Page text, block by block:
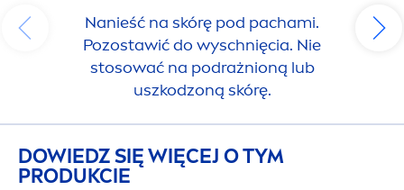
Nanieść na skórę pod pachami.
Pozostawić do wyschnięcia. Nie
stosować na podrażnioną lub
uszkodzoną skórę.
DOWIEDZ SIĘ WIĘCEJ O TYM
PRODUKCIE